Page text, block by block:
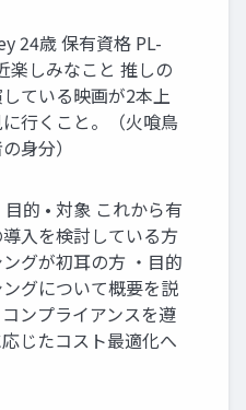
24歳 保有資格 PL-
楽しみなこと 推しの
ている映画が2本上
行くこと。（火喰鳥
身分）
的 • 対象 これから有
入を検討している方
グが初耳の方 ・目的
グについて概要を説
ンプライアンスを遵
じたコスト最適化へ